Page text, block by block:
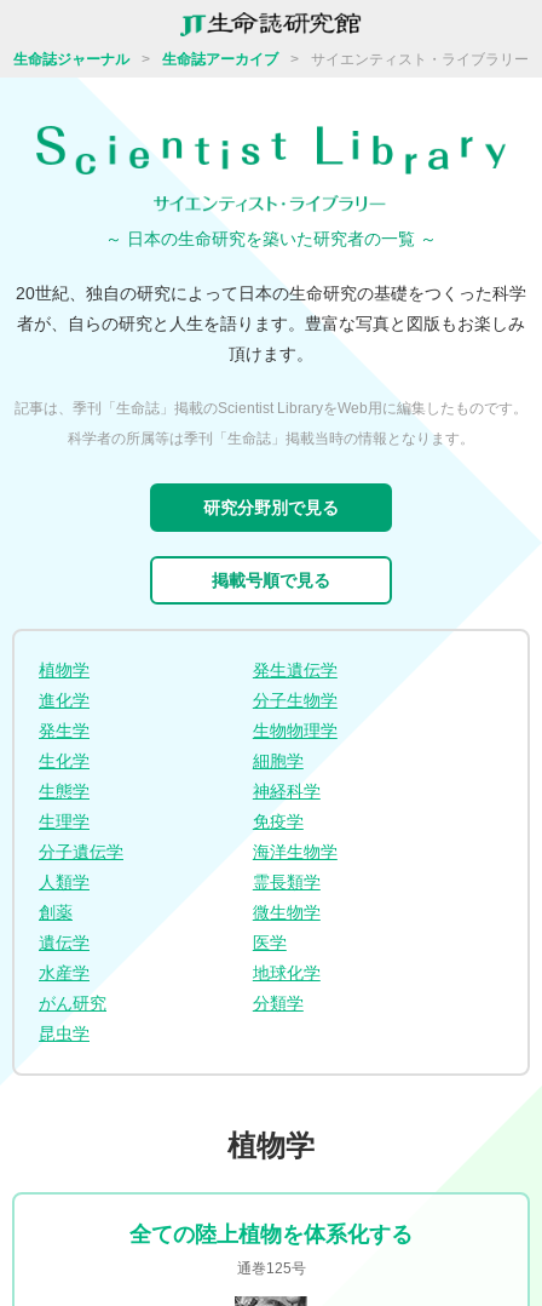
生命誌ジャーナル > 生命誌アーカイブ > サイエンティスト・ライブラリー
～ 日本の生命研究を築いた研究者の一覧 ～
20世紀、独自の研究によって日本の生命研究の基礎をつくった科学
者が、自らの研究と人生を語ります。 豊富な写真と図版もお楽しみ
頂けます。
記事は、季刊「生命誌」掲載のScientist LibraryをWeb用に編集したものです。
科学者の所属等は季刊「生命誌」掲載当時の情報となります。
研究分野別で見る
掲載号順で見る
植物学
発生遺伝学
進化学
分子生物学
発生学
生物物理学
生化学
細胞学
生態学
神経科学
生理学
免疫学
分子遺伝学
海洋生物学
人類学
霊長類学
創薬
微生物学
遺伝学
医学
水産学
地球化学
がん研究
分類学
昆虫学
植物学
全ての陸上植物を体系化する
通巻125号